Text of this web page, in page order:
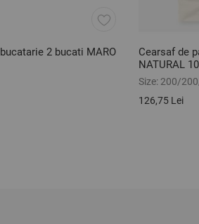
2 bucati MARO
Cearsaf de
NATURAL
Size: 200/
126,75 Lei